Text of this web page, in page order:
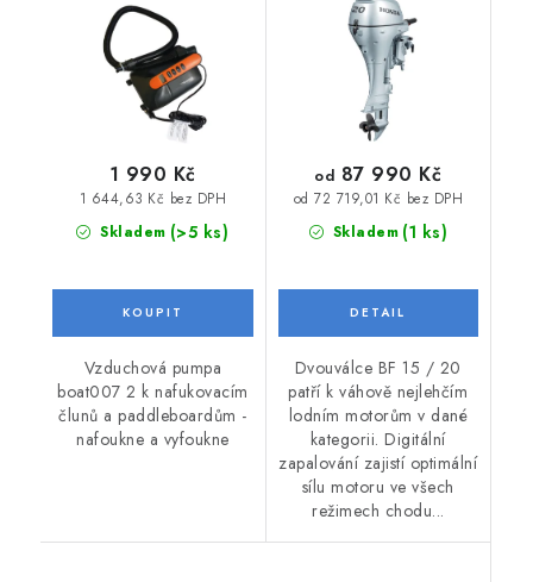
Skladem (>5 ks)
1 644,63 Kč bez DPH
1 990 Kč
Vzduchová pumpa
boat007 2 k nafukovacím
člunů a paddleboardům -
nafoukne a vyfoukne
Skladem (1 ks)
od 72 719,01 Kč bez DPH
od 87 990 Kč
Dvouválce BF 15 / 20
patří k váhově nejlehčím
lodním motorům v dané
kategorii. Digitální
zapalování zajistí optimální
sílu motoru ve všech
režimech chodu...